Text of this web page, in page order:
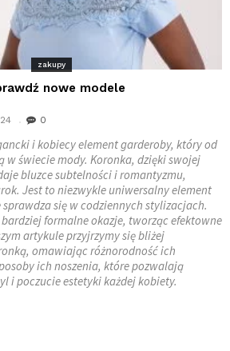
zakupy
nowe modele
0
i kobiecy element garderoby, który od
w świecie mody. Koronka, dzięki swojej
bluzce subtelności i romantyzmu,
Jest to niezwykle uniwersalny element
się w codziennych stylizacjach.
formalne okazje, tworząc efektowne
artykule przyjrzymy się bliżej
omawiając różnorodność ich
ich noszenia, które pozwalają
i poczucie estetyki każdej kobiety.